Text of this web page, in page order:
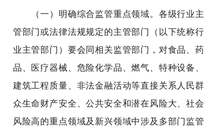
（一）明确综合监管重点领域。各级行业主
管部门或法律法规规定的主管部门（以下统称行
业主管部门）要会同相关监管部门，对食品、药
品、医疗器械、危险化学品、燃气、特种设备、
建筑工程质量、非法金融活动等直接关系人民群
众生命财产安全、公共安全和潜在风险大、社会
风险高的重点领域及新兴领域中涉及多部门监管